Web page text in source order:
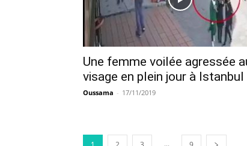
Une femme voilée agressée
visage en plein jour à Istanbul
Oussama - 17/11/2019
...